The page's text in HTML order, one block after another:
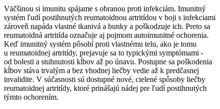
Väčšinou si imunitu spájame s obranou proti infekciám. Imunitný
systém ľudí postihnutých reumatoidnou artritídou v boji s infekciami
zároveň napáda vlastné tkanivá a bunky a poškodzuje ich. Preto sa
reumatoidná artritída označuje aj pojmom autoimunitné ochorenia.
Keď imunitný systém pôsobí proti vlastnému telu, ako je tomu
u reumatoidnej artritídy, prejavuje sa to typickými symptómami -
od bolesti a stuhnutosti kĺbov až po únavu. Postupne sa poškodenia
kĺbov stáva trvalým a bez vhodnej liečby vedie až k predčasnej
invalidite. V súčasnosti sú dostupné nové, cielené spôsoby liečby
reumatoidnej artritídy, ktoré prinášajú nádej pre ľudí postihnutých
týmto ochorením.